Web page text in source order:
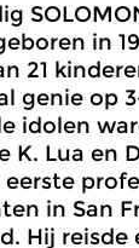
SOLOMON
in
21
genie op
idolen
K. Lua en
in San
Hij reisde